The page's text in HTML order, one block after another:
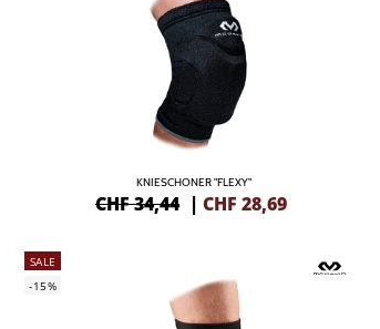
KNIESCHONER "FLEXY"
CHF 34,44 | CHF 28,69
SALE
-15%